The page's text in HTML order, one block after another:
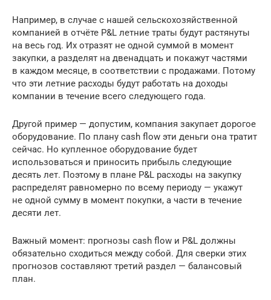
Например, в случае с нашей сельскохозяйственной
компанией в отчёте P&L летние траты будут растянуты
на весь год. Их отразят не одной суммой в момент
закупки, а разделят на двенадцать и покажут частями
в каждом месяце, в соответствии с продажами. Потому
что эти летние расходы будут работать на доходы
компании в течение всего следующего года.
Другой пример — допустим, компания закупает дорогое
оборудование. По плану cash flow эти деньги она тратит
сейчас. Но купленное оборудование будет
использоваться и приносить прибыль следующие
десять лет. Поэтому в плане P&L расходы на закупку
распределят равномерно по всему периоду — укажут
не одной сумму в момент покупки, а части в течение
десяти лет.
Важный момент: прогнозы cash flow и P&L должны
обязательно сходиться между собой. Для сверки этих
прогнозов составляют третий раздел — балансовый
план.